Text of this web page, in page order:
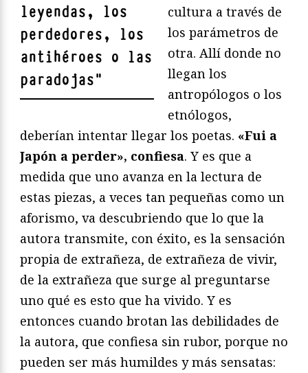
leyendas, los
perdedores, los
antihéroes o las
paradojas"
cultura a través de
los parámetros de
otra. Allí donde no
llegan los
antropólogos o los
etnólogos,
deberían intentar llegar los poetas. «Fui a
Japón a perder», confiesa. Y es que a
medida que uno avanza en la lectura de
estas piezas, a veces tan pequeñas como un
aforismo, va descubriendo que lo que la
autora transmite, con éxito, es la sensación
propia de extrañeza, de extrañeza de vivir,
de la extrañeza que surge al preguntarse
uno qué es esto que ha vivido. Y es
entonces cuando brotan las debilidades de
la autora, que confiesa sin rubor, porque no
pueden ser más humildes y más sensatas: